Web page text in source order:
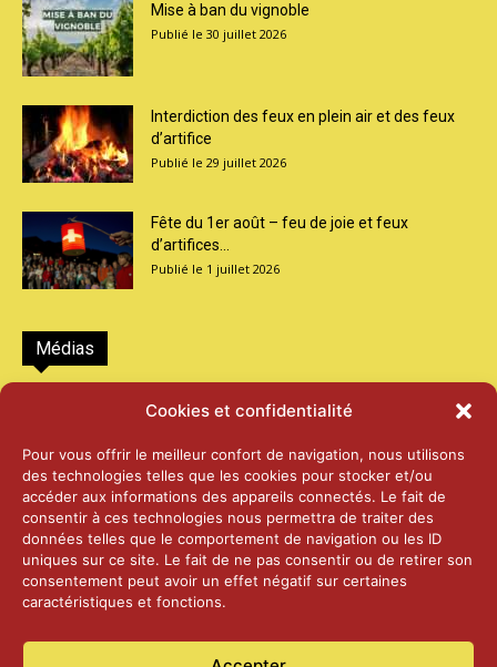
Cookies et confidentialité
Pour vous offrir le meilleur confort de navigation, nous utilisons
des technologies telles que les cookies pour stocker et/ou
accéder aux informations des appareils connectés. Le fait de
consentir à ces technologies nous permettra de traiter des
données telles que le comportement de navigation ou les ID
uniques sur ce site. Le fait de ne pas consentir ou de retirer son
consentement peut avoir un effet négatif sur certaines
caractéristiques et fonctions.
Mise à ban du vignoble
30 juillet 2026
Interdiction des feux en plein air et des feux
d’artifice
29 juillet 2026
Fête du 1er août – feu de joie et feux
d’artifices...
1 juillet 2026
Médias
2026 – Laiterie d’Orsières et Abbaye de St-
25 juin 2026
2025 – Palais Fédéral – Berne
25 juin 2026
14 janvier 2025